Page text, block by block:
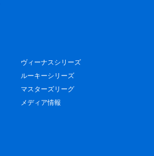
ヴィーナスシリーズ
ルーキーシリーズ
マスターズリーグ
メディア情報